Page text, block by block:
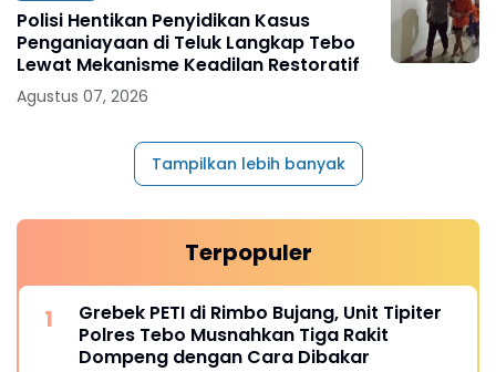
Polisi Hentikan Penyidikan Kasus
Penganiayaan di Teluk Langkap Tebo
Lewat Mekanisme Keadilan Restoratif
Agustus 07, 2026
Tampilkan lebih banyak
Terpopuler
Grebek PETI di Rimbo Bujang, Unit Tipiter
Polres Tebo Musnahkan Tiga Rakit
Dompeng dengan Cara Dibakar